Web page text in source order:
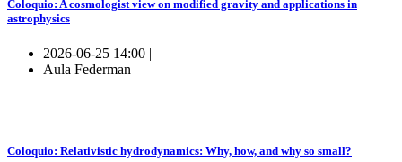
Coloquio: A cosmologist view on modified gravity and applications in
astrophysics
2026-06-25 14:00 |
Aula Federman
Coloquio: Relativistic hydrodynamics: Why, how, and why so small?